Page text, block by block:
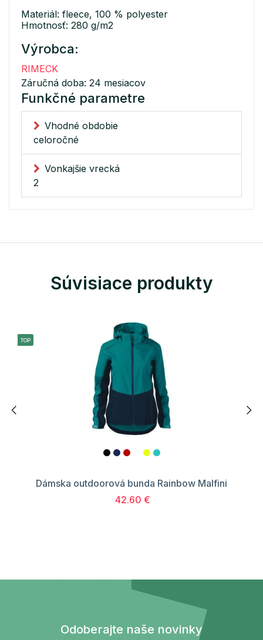
Materiál: fleece, 100 % polyester
Hmotnosť: 280 g/m2
Výrobca:
RIMECK
Záručná doba: 24 mesiacov
Funkčné parametre
Vhodné obdobie
celoročné
Vonkajšie vrecká
2
Súvisiace produkty
TOP
Dámska outdoorová bunda Rainbow Malfini
42.60 €
Odoberajte naše novinky